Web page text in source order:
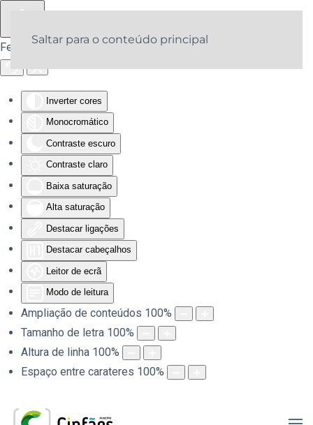
Ferramentas de acessibilidade
Inverter cores
Monocromático
Contraste escuro
Contraste claro
Baixa saturação
Alta saturação
Destacar ligações
Destacar cabeçalhos
Leitor de ecrã
Modo de leitura
Ampliação de conteúdos 100%
Tamanho de letra 100%
Altura de linha 100%
Espaço entre carateres 100%
Saltar para o conteúdo principal